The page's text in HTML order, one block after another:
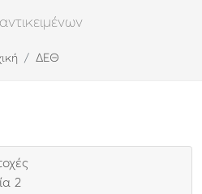
ΔΕΘ
2